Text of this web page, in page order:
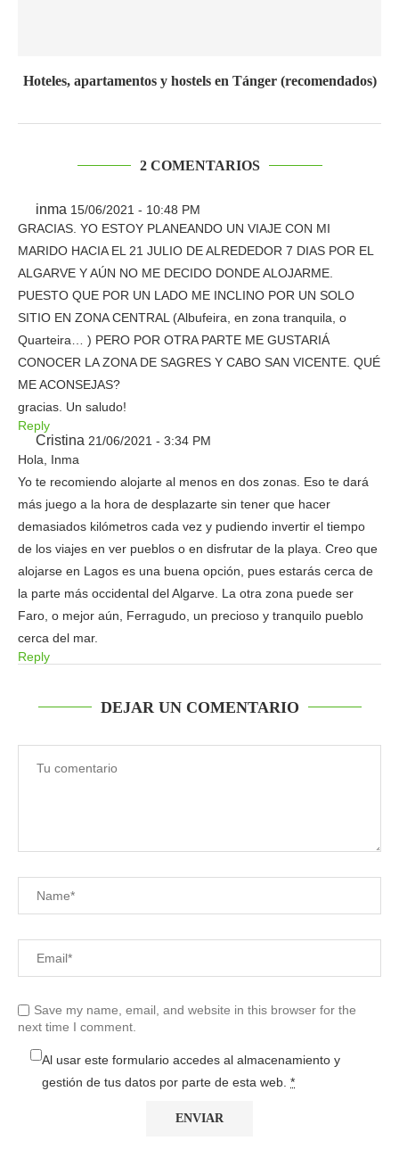
Hoteles, apartamentos y hostels en Tánger (recomendados)
2 COMENTARIOS
inma 15/06/2021 - 10:48 PM
GRACIAS. YO ESTOY PLANEANDO UN VIAJE CON MI
MARIDO HACIA EL 21 JULIO DE ALREDEDOR 7 DIAS POR EL
ALGARVE Y AÚN NO ME DECIDO DONDE ALOJARME.
PUESTO QUE POR UN LADO ME INCLINO POR UN SOLO
SITIO EN ZONA CENTRAL (Albufeira, en zona tranquila, o
Quarteira… ) PERO POR OTRA PARTE ME GUSTARIÁ
CONOCER LA ZONA DE SAGRES Y CABO SAN VICENTE. QUÉ
ME ACONSEJAS?
gracias. Un saludo!
Reply
Cristina 21/06/2021 - 3:34 PM
Hola, Inma
Yo te recomiendo alojarte al menos en dos zonas. Eso te dará
más juego a la hora de desplazarte sin tener que hacer
demasiados kilómetros cada vez y pudiendo invertir el tiempo
de los viajes en ver pueblos o en disfrutar de la playa. Creo que
alojarse en Lagos es una buena opción, pues estarás cerca de
la parte más occidental del Algarve. La otra zona puede ser
Faro, o mejor aún, Ferragudo, un precioso y tranquilo pueblo
cerca del mar.
Reply
DEJAR UN COMENTARIO
Save my name, email, and website in this browser for the
next time I comment.
Al usar este formulario accedes al almacenamiento y
gestión de tus datos por parte de esta web. *